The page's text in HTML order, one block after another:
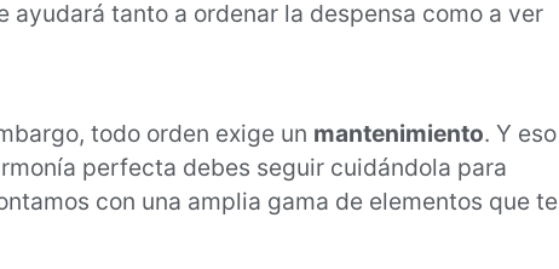
tanto a ordenar la despensa como a ver
todo orden exige un mantenimiento. Y eso
perfecta debes seguir cuidándola para
con una amplia gama de elementos que te